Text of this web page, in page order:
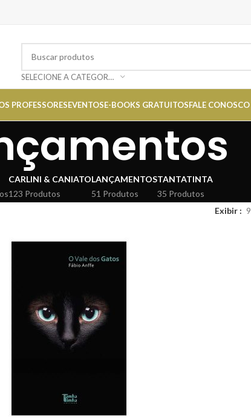
SELECIONE A CATEGORIA
PROFESSORESEVENTOSE-BOOKS GRATUITOSFALE CONOSCO
CARLINI & CANIATO
123 Produtos
LANÇAMENTOS
51 Produtos
TANTATINTA
35 Produtos
Exibir 9